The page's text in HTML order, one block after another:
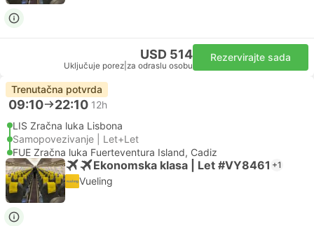
USD 514
Uključuje porez za odraslu osobu
Rezervirajte sada
Trenutačna potvrda
09:10 22:10 12h
LIS Zračna luka Lisbona
Samopovezivanje | Let+Let
FUE Zračna luka Fuerteventura Island, Cadiz
Ekonomska klasa | Let #VY8461 +1
Vueling